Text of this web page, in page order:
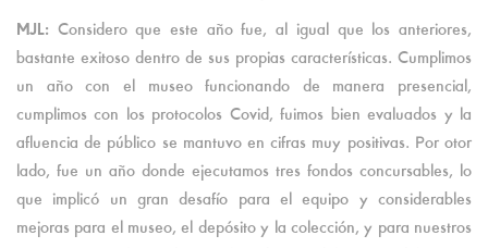
MJL: Considero que este año fue, al igual que los anteriores,
bastante exitoso dentro de sus propias características. Cumplimos
un año con el museo funcionando de manera presencial,
cumplimos con los protocolos Covid, fuimos bien evaluados y la
afluencia de público se mantuvo en cifras muy positivas. Por otor
lado, fue un año donde ejecutamos tres fondos concursables, lo
que implicó un gran desafío para el equipo y considerables
mejoras para el museo, el depósito y la colección, y para nuestros